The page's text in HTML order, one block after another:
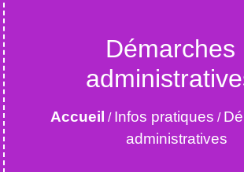
Démarches
Accueil / Infos pratiques /
administratives